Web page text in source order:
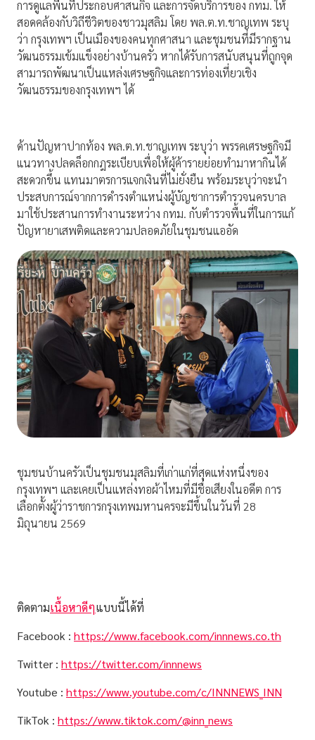
การดูแลพื้นที่ประกอบศาสนกิจ และการจัดบริการของ กทม. ให้
สอดคล้องกับวิถีชีวิตของชาวมุสลิม โดย พล.ต.ท.ชาญเทพ ระบุ
ว่า กรุงเทพฯ เป็นเมืองของคนทุกศาสนา และชุมชนที่มีรากฐาน
วัฒนธรรมเข้มแข็งอย่างบ้านครัว หากได้รับการสนับสนุนที่ถูกจุด
สามารถพัฒนาเป็นแหล่งเศรษฐกิจและการท่องเที่ยวเชิง
วัฒนธรรมของกรุงเทพฯ ได้
ด้านปัญหาปากท้อง พล.ต.ท.ชาญเทพ ระบุว่า พรรคเศรษฐกิจมี
แนวทางปลดล็อกกฎระเบียบเพื่อให้ผู้ค้ารายย่อยทำมาหากินได้
สะดวกขึ้น แทนมาตรการแจกเงินที่ไม่ยั่งยืน พร้อมระบุว่าจะนำ
ประสบการณ์จากการดำรงตำแหน่งผู้บัญชาการตำรวจนครบาล
มาใช้ประสานการทำงานระหว่าง กทม. กับตำรวจพื้นที่ในการแก้
ปัญหายาเสพติดและความปลอดภัยในชุมชนแออัด
ชุมชนบ้านครัวเป็นชุมชนมุสลิมที่เก่าแก่ที่สุดแห่งหนึ่งของ
กรุงเทพฯ และเคยเป็นแหล่งทอผ้าไหมที่มีชื่อเสียงในอดีต การ
เลือกตั้งผู้ว่าราชการกรุงเทพมหานครจะมีขึ้นในวันที่ 28
มิถุนายน 2569
ติดตามเนื้อหาดีๆแบบนี้ได้ที่
Facebook : https://www.facebook.com/innnews.co.th
Twitter : https://twitter.com/innnews
Youtube : https://www.youtube.com/c/INNNEWS_INN
TikTok : https://www.tiktok.com/@inn_news